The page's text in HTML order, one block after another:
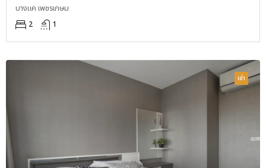
บางแค เพชรเกษม
2 1
เช่า